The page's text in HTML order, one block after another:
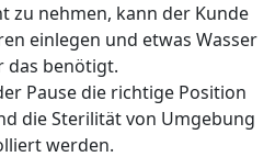
zu nehmen, kann der Kunde
einlegen und etwas Wasser
das benötigt.
Pause die richtige Position
die Sterilität von Umgebung
werden.